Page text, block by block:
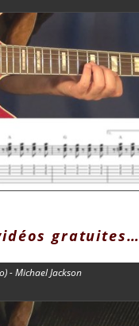
gratuites…
- Michael Jackson